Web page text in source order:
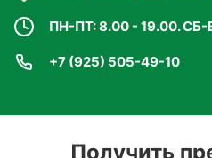
ПН-ПТ: 8.00 - 19.00.
+7 (925) 505-49-10
Получить